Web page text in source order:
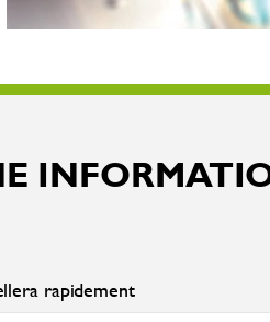
rapidement